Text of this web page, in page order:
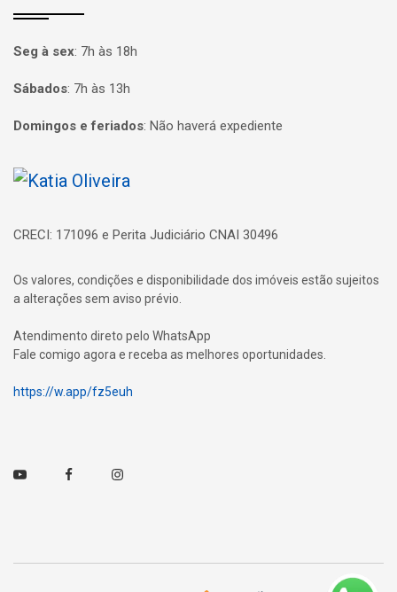
Seg à sex: 7h às 18h
Sábados: 7h às 13h
Domingos e feriados: Não haverá expediente
Página inicial
CRECI: 171096 e Perita Judiciário CNAI 30496
Os valores, condições e disponibilidade dos imóveis estão sujeitos
a alterações sem aviso prévio.
Atendimento direto pelo WhatsApp
Fale comigo agora e receba as melhores oportunidades.
https://w.app/fz5euh
Youtube FacebookInstagram